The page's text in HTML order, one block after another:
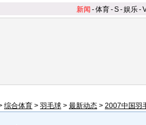
新闻 -体育-S-娱乐-
综合体育 > 羽毛球 > 最新动态 > 2007中国羽